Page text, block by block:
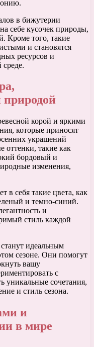
в бижутерии
себе кусочек природы,
Кроме того, такие
и становятся
ресурсов и
природой
корой и яркими
которые приносят
украшений
оттенки, такие как
бордовый и
изменения,
в себя такие цвета, как
и темно-синий.
и
стиль каждой
идеальным
сезоне. Они помогут
вашу
с
уникальные сочетания,
и стиль сезона.
и
в мире